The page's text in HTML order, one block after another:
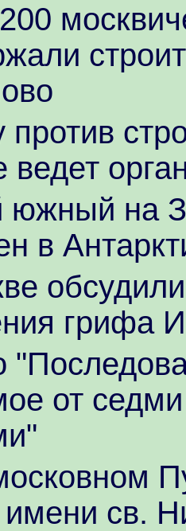
против
ведет
на
в
грифа
от
имени св.